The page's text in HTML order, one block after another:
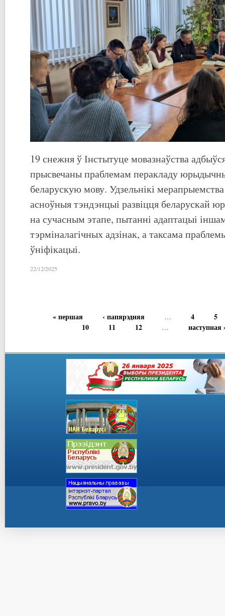
19 снежня ў Інстытуце мовазнаўства
прысвечаны праблемам перакладу
беларускую мову. Удзельнікі
асноўныя тэндэнцыі развіцця беларускай
на сучасным этапе, пытанні адаптацыі
тэрміналагічных адзінак, а таксама
ўніфікацыі.
22/12/2025
« першая ‹ папярэдняя … 4
5
10
11 12 … наступная